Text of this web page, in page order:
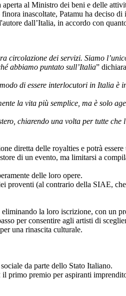
al Ministro dei beni e delle
inascoltate, Patamu ha deciso
dall’Italia, in accordo con
dei servizi. Siamo
abbiamo puntato sull’Italia” dichiara
di essere interlocutori in Italia è
la vita più semplice, ma è solo
chiarendo una volta per tutte
diretta delle royalties e potrà
di un evento, ma limitarsi a
delle loro opere.
proventi (al contrario della SIAE,
la loro iscrizione, con un
per consentire agli artisti di
una rinascita culturale.
da parte dello Stato Italiano.
premio per aspiranti